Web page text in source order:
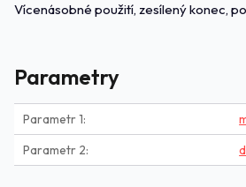
Vícenásobné použití, zesílený konec,
Parametry
Parametr 1
Parametr 2